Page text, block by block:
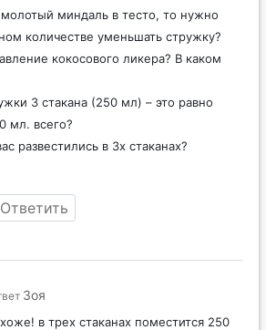
молотый миндаль в тесто, то нужно
количестве уменьшать стружку?
кокосового ликера? В каком
3 стакана (250 мл) – это равно
мл. всего?
развестились в 3х стаканах?
Ответить
Зоя
в трех стаканах поместится 250